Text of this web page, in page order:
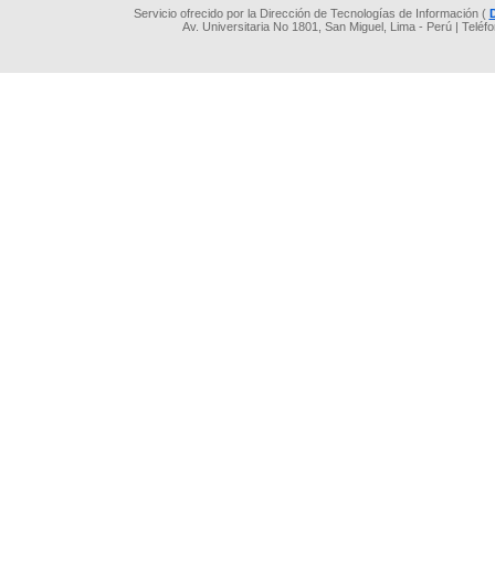
Servicio ofrecido por la Dirección de Tecnologías de Información (
Av. Universitaria No 1801, San Miguel, Lima - Perú |